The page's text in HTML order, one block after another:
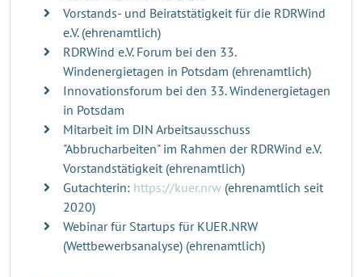
Vorstands- und Beiratstätigkeit für die RDRWind
e.V. (ehrenamtlich)
RDRWind e.V. Forum bei den 33.
Windenergietagen in Potsdam (ehrenamtlich)
Innovationsforum bei den 33. Windenergietagen
in Potsdam
Mitarbeit im DIN Arbeitsausschuss
"Abbrucharbeiten" im Rahmen der RDRWind e.V.
Vorstandstätigkeit (ehrenamtlich)
Gutachterin: https://kuer.nrw (ehrenamtlich seit
2020)
Webinar für Startups für KUER.NRW
(Wettbewerbsanalyse) (ehrenamtlich)